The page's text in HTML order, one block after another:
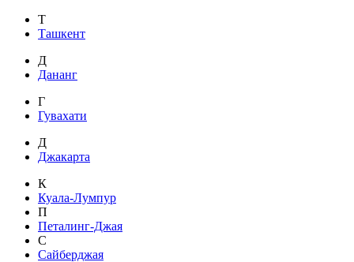
Т
Ташкент
Д
Дананг
Г
Гувахати
Д
Джакарта
К
Куала-Лумпур
П
Петалинг-Джая
С
Сайберджая